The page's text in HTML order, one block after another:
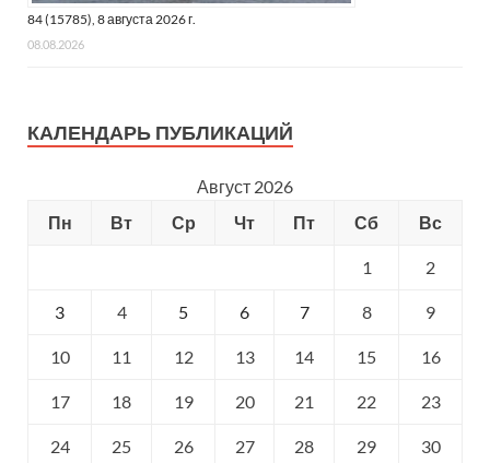
84 (15785), 8 августа 2026 г.
08.08.2026
КАЛЕНДАРЬ ПУБЛИКАЦИЙ
Август 2026
Пн
Вт Ср Чт Пт Сб Вс
1 2
3 4 5 6 7 8 9
10 11 12 13 14 15 16
17 18 19 20 21 22 23
24 25 26 27 28 29 30